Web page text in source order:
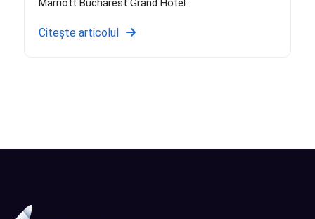
Marriott Bucharest Grand Hotel.
Citește articolul